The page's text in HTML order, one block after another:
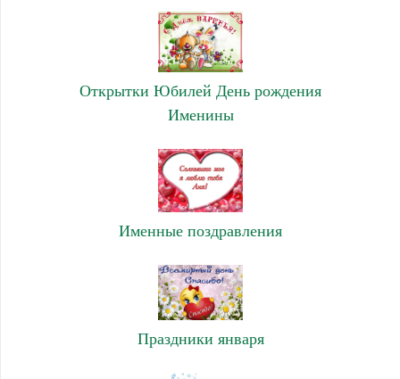
Открытки Юбилей День рождения
Именины
Именные поздравления
Праздники января